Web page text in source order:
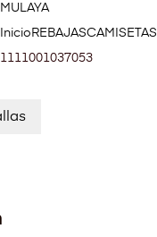
MULAYA
Inicio REBAJASCAMISETAS
1111001037053